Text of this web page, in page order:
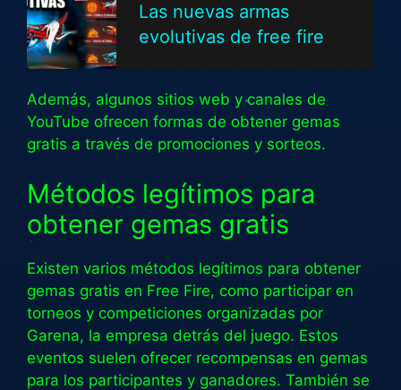
Las nuevas armas
evolutivas de free fire
Además, algunos sitios web y canales de
YouTube ofrecen formas de obtener gemas
gratis a través de promociones y sorteos.
Métodos legítimos para
obtener gemas gratis
Existen varios métodos legítimos para obtener
gemas gratis en Free Fire, como participar en
torneos y competiciones organizadas por
Garena, la empresa detrás del juego. Estos
eventos suelen ofrecer recompensas en gemas
para los participantes y ganadores. También se